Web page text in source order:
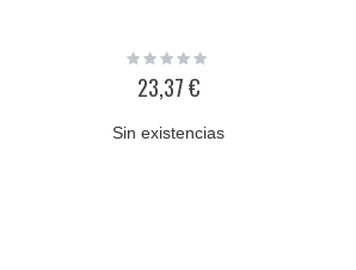
Rating:
23,37 €
Sin existencias